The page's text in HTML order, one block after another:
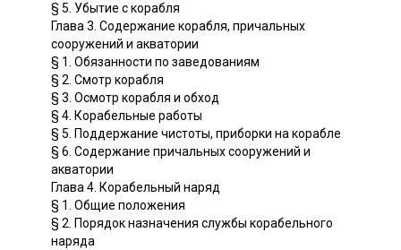
§ 5. Убытие с корабля
Глава 3. Содержание корабля, причальных
сооружений и акватории
§ 1. Обязанности по заведованиям
§ 2. Смотр корабля
§ 3. Осмотр корабля и обход
§ 4. Корабельные работы
§ 5. Поддержание чистоты, приборки на корабле
§ 6. Содержание причальных сооружений и
акватории
Глава 4. Корабельный наряд
§ 1. Общие положения
§ 2. Порядок назначения службы корабельного
наряда